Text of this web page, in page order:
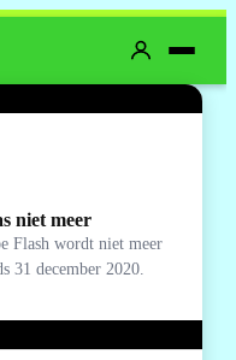
niet meer
Flash wordt niet meer
31 december 2020.